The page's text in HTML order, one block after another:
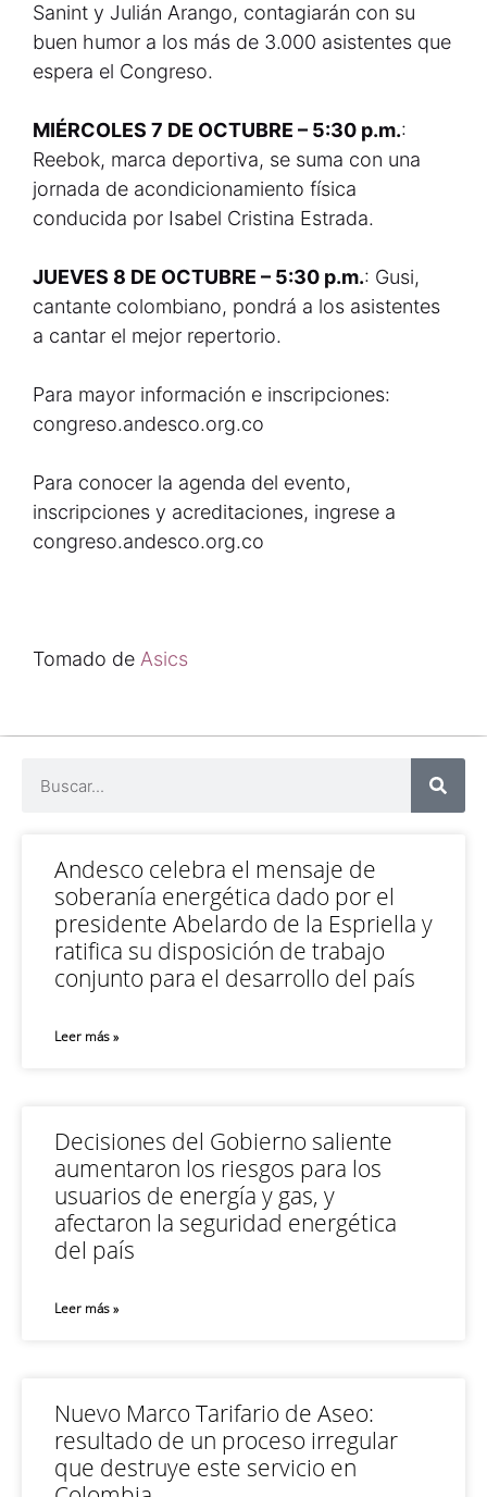
Sanint y Julián Arango, contagiarán con su
buen humor a los más de 3.000 asistentes que
espera el Congreso.
MIÉRCOLES 7 DE OCTUBRE – 5:30 p.m.:
Reebok, marca deportiva, se suma con una
jornada de acondicionamiento física
conducida por Isabel Cristina Estrada.
JUEVES 8 DE OCTUBRE – 5:30 p.m.: Gusi,
cantante colombiano, pondrá a los asistentes
a cantar el mejor repertorio.
Para mayor información e inscripciones:
congreso.andesco.org.co
Para conocer la agenda del evento,
inscripciones y acreditaciones, ingrese a
congreso.andesco.org.co
Tomado de Asics
Andesco celebra el mensaje de
soberanía energética dado por el
presidente Abelardo de la Espriella y
ratifica su disposición de trabajo
conjunto para el desarrollo del país
Leer más »
Decisiones del Gobierno saliente
aumentaron los riesgos para los
usuarios de energía y gas, y
afectaron la seguridad energética
del país
Leer más »
Nuevo Marco Tarifario de Aseo:
resultado de un proceso irregular
que destruye este servicio en